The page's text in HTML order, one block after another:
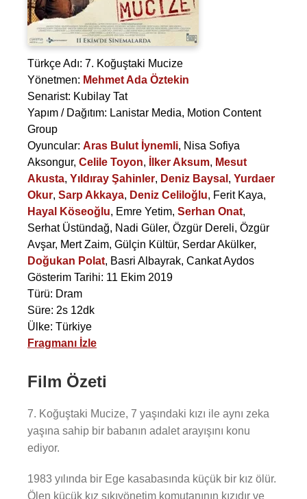
Türkçe Adı: 7. Koğuştaki Mucize
Yönetmen: Mehmet Ada Öztekin
Senarist: Kubilay Tat
Yapım / Dağıtım: Lanistar Media, Motion Content
Group
Oyuncular: Aras Bulut İynemli, Nisa Sofiya
Aksongur, Celile Toyon, İlker Aksum, Mesut
Akusta, Yıldıray Şahinler, Deniz Baysal , Yurdaer
Okur, Sarp Akkaya, Deniz Celiloğlu, Ferit Kaya,
Hayal Köseoğlu, Emre Yetim, Serhan Onat,
Serhat Üstündağ, Nadi Güler, Özgür Dereli, Özgür
Avşar, Mert Zaim, Gülçin Kültür, Serdar Akülker,
Doğukan Polat, Basri Albayrak, Cankat Aydos
Gösterim Tarihi: 11 Ekim 2019
Türü: Dram
Süre: 2s 12dk
Ülke: Türkiye
Fragmanı İzle
Film Özeti
7. Koğuştaki Mucize, 7 yaşındaki kızı ile aynı zeka
yaşına sahip bir babanın adalet arayışını konu
ediyor.
1983 yılında bir Ege kasabasında küçük bir kız ölür.
Ölen küçük kız sıkıyönetim komutanının kızıdır ve